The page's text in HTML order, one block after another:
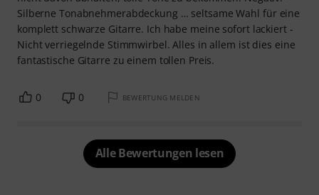
Silberne Tonabnehmerabdeckung … seltsame Wahl für eine
komplett schwarze Gitarre. Ich habe meine sofort lackiert -
Nicht verriegelnde Stimmwirbel. Alles in allem ist dies eine
fantastische Gitarre zu einem tollen Preis.
0 0 BEWERTUNG MELDEN
Alle Bewertungen lesen